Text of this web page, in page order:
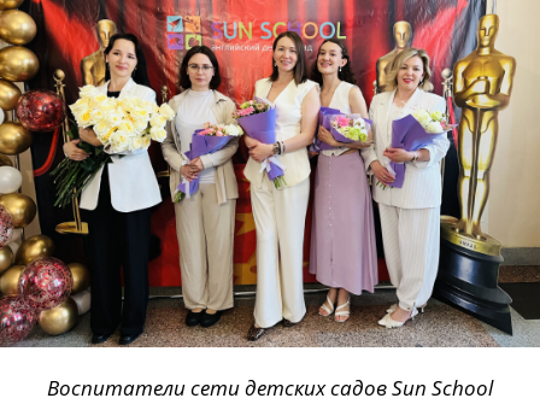
Воспитатели сети детских садов Sun School